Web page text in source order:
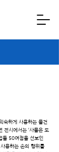
숙하게 사용하는 물건
전시에서는 ‘사물은 도
들 50여점을 선보인
용하는 손의 행위를